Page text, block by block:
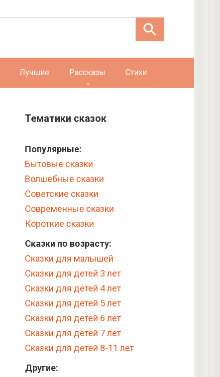
Лучшие Рассказы Стихи
Тематики сказок
Популярные:
Бытовые сказки
Волшебные сказки
Советские сказки
Современные сказки
Короткие сказки
Сказки по возрасту:
Сказки для малышей
Сказки для детей 3 лет
Сказки для детей 4 лет
Сказки для детей 5 лет
Сказки для детей 6 лет
Сказки для детей 7 лет
Сказки для детей 8-11 лет
Другие: